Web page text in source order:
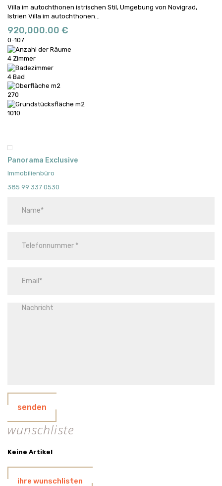
Villa im autochthonen istrischen Stil, Umgebung von Novigrad,
Istrien Villa im autochthonen...
920,000.00 €
0-107
4 Zimmer
4 Bad
270
1010
Panorama Exclusive
Immobilienbüro
385 99 337 0530
senden
wunschliste
Keine Artikel
ihre wunschlisten